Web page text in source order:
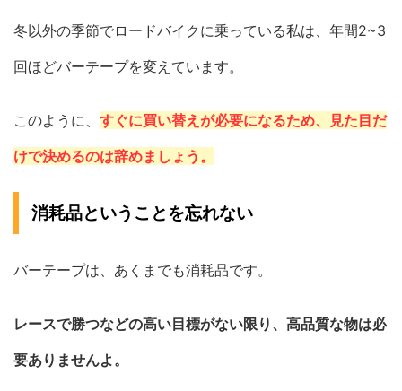
冬以外の季節でロードバイクに乗っている私は、年間2~3
回ほどバーテープを変えています。
このように、 すぐに買い替えが必要になるため、見た目だ
けで決めるのは辞めましょう。
消耗品ということを忘れない
バーテープは、あくまでも消耗品です。
レースで勝つなどの高い目標がない限り、高品質な物は必
要ありませんよ。